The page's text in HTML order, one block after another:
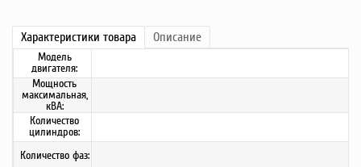
Характеристики товара Описание
Модель
двигателя:
Мощность
максимальная,
кВА:
Количество
цилиндров:
Количество фаз: